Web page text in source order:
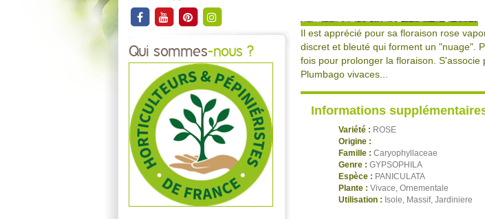
Qui sommes-nous ?
Il est apprécié pour sa floraison rose
discret et bleuté qui forment un "nuage".
fois pour prolonger la floraison. S'associe
Plumbago vivaces...
Informations
Variété : ROSE
Origine :
Famille : Caryophyllaceae
Genre : GYPSOPHILA
Espèce : PANICULATA
Plante : Vivace, Ornementale
Utilisation : Isole, Massif, Jardiniere